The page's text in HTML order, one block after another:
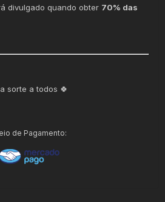
divulgado quando obter 70% das
sorte a todos 🍀
de Pagamento: